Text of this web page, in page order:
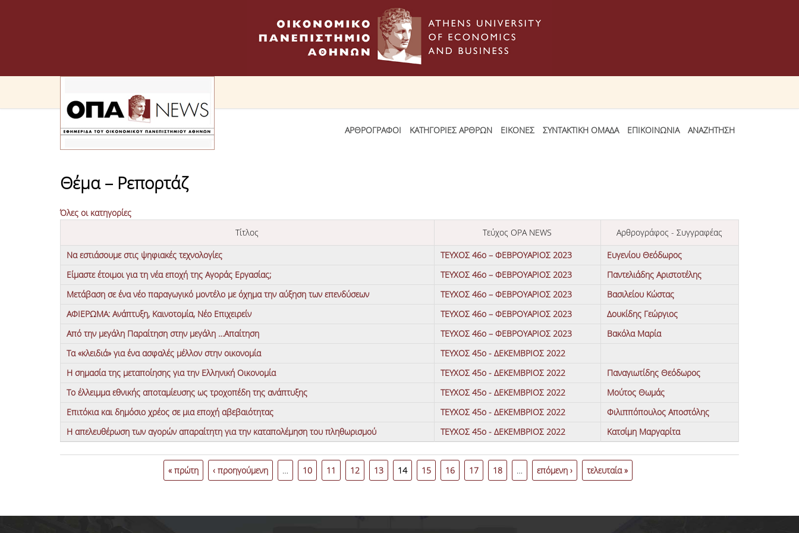
ΑΡΘΡΟΓΡΑΦΟΙ ΚΑΤΗΓΟΡΙΕΣ ΑΡΘΡΩΝ ΕΙΚΟΝΕΣ ΣΥΝΤΑΚΤΙΚΗ ΟΜΑΔΑ ΕΠΙΚΟΙΝΩΝΙΑ ΑΝΑΖΗΤΗΣΗ
Θέμα – Ρεπορτάζ
Όλες οι κατηγορίες
Τίτλος
Τεύχος OPA NEWS
Αρθρογράφος - Συγγραφέας
Να εστιάσουμε στις ψηφιακές τεχνολογίες
ΤΕΥΧΟΣ 46ο – ΦΕΒΡΟΥΑΡΙΟΣ 2023
Ευγενίου Θεόδωρος
Είμαστε έτοιμοι για τη νέα εποχή της Αγοράς Εργασίας;
ΤΕΥΧΟΣ 46ο – ΦΕΒΡΟΥΑΡΙΟΣ 2023
Παντελιάδης Αριστοτέλης
Μετάβαση σε ένα νέο παραγωγικό μοντέλο με όχημα την αύξηση των επενδύσεων
ΤΕΥΧΟΣ 46ο – ΦΕΒΡΟΥΑΡΙΟΣ 2023
Βασιλείου Κώστας
ΑΦΙΕΡΩΜΑ: Ανάπτυξη, Καινοτομία, Νέο Επιχειρείν
ΤΕΥΧΟΣ 46ο – ΦΕΒΡΟΥΑΡΙΟΣ 2023
Δουκίδης Γεώργιος
Από την μεγάλη Παραίτηση στην μεγάλη …Απαίτηση
ΤΕΥΧΟΣ 46ο – ΦΕΒΡΟΥΑΡΙΟΣ 2023
Βακόλα Μαρία
Τα «κλειδιά» για ένα ασφαλές μέλλον στην οικονομία
ΤΕΥΧΟΣ 45ο - ΔΕΚΕΜΒΡΙΟΣ 2022
Η σημασία της μεταποίησης για την Ελληνική Οικονομία
ΤΕΥΧΟΣ 45ο - ΔΕΚΕΜΒΡΙΟΣ 2022
Παναγιωτίδης Θεόδωρος
To έλλειμμα εθνικής αποταμίευσης ως τροχοπέδη της ανάπτυξης
ΤΕΥΧΟΣ 45ο - ΔΕΚΕΜΒΡΙΟΣ 2022
Μούτος Θωμάς
Επιτόκια και δημόσιο χρέος σε μια εποχή αβεβαιότητας
ΤΕΥΧΟΣ 45ο - ΔΕΚΕΜΒΡΙΟΣ 2022
Φιλιππόπουλος Αποστόλης
Η απελευθέρωση των αγορών απαραίτητη για την καταπολέμηση του πληθωρισμού
ΤΕΥΧΟΣ 45ο - ΔΕΚΕΜΒΡΙΟΣ 2022 Κατσίμη Μαργαρίτα
« πρώτη ‹ προηγούμενη … 10 11 12 13 14 15 16 17 18 … επόμενη › τελευταία »